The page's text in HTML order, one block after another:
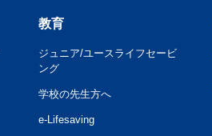
教育
ジュニア/ユースライフセービ
ング
学校の先生方へ
e-Lifesaving